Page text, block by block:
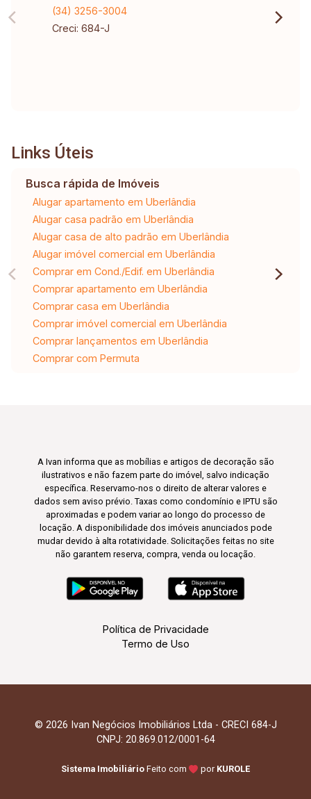
(34) 3256-3004
Creci: 684-J
Links Úteis
Busca rápida de Imóveis
Alugar apartamento em Uberlândia
Alugar casa padrão em Uberlândia
Alugar casa de alto padrão em Uberlândia
Alugar imóvel comercial em Uberlândia
Comprar em Cond./Edif. em Uberlândia
Comprar apartamento em Uberlândia
Comprar casa em Uberlândia
Comprar imóvel comercial em Uberlândia
Comprar lançamentos em Uberlândia
Comprar com Permuta
A Ivan informa que as mobílias e artigos de decoração são
ilustrativos e não fazem parte do imóvel, salvo indicação
específica. Reservamo-nos o direito de alterar valores e
dados sem aviso prévio. Taxas como condomínio e IPTU são
aproximadas e podem variar ao longo do processo de
locação. A disponibilidade dos imóveis anunciados pode
mudar devido à alta rotatividade. Solicitações feitas no site
não garantem reserva, compra, venda ou locação.
Política de Privacidade
Termo de Uso
© 2026 Ivan Negócios Imobiliários Ltda - CRECI 684-J
CNPJ: 20.869.012/0001-64
Sistema Imobiliário Feito com por KUROLE